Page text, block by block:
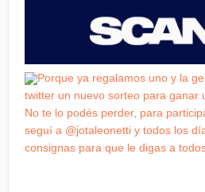
Porque ya regalamos uno y la
twitter un nuevo sorteo para ganar
No te lo podés perder, para
seguí a @jotaleonetti y todos los
consignas para que le digas a